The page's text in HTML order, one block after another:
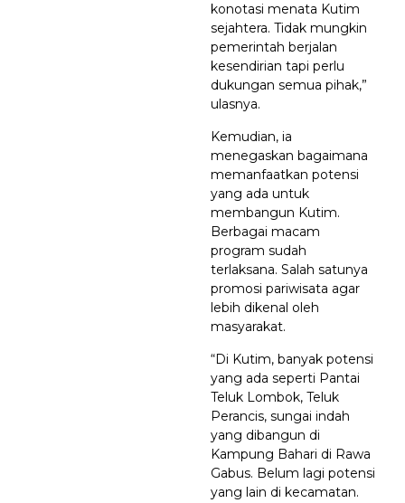
konotasi menata Kutim
sejahtera. Tidak mungkin
pemerintah berjalan
kesendirian tapi perlu
dukungan semua pihak,”
ulasnya.
Kemudian, ia
menegaskan bagaimana
memanfaatkan potensi
yang ada untuk
membangun Kutim.
Berbagai macam
program sudah
terlaksana. Salah satunya
promosi pariwisata agar
lebih dikenal oleh
masyarakat.
“Di Kutim, banyak potensi
yang ada seperti Pantai
Teluk Lombok, Teluk
Perancis, sungai indah
yang dibangun di
Kampung Bahari di Rawa
Gabus. Belum lagi potensi
yang lain di kecamatan.